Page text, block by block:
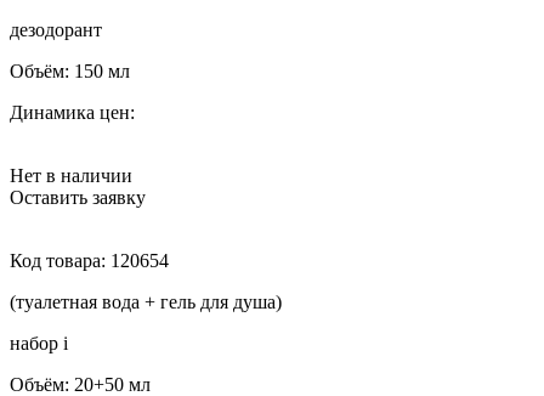
дезодорант
Объём: 150 мл
Динамика цен:
Нет в наличии
Оставить заявку
Код товара: 120654
(туалетная вода + гель для душа)
набор i
Объём: 20+50 мл